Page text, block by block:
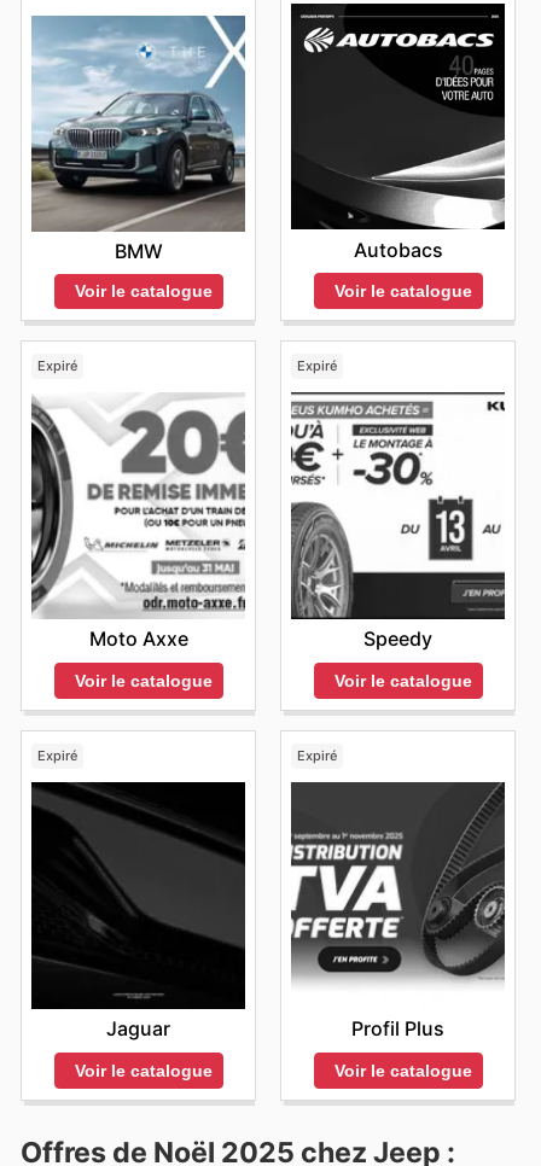
BMW
Voir le catalogue
Autobacs
Voir le catalogue
Expiré
Moto Axxe
Voir le catalogue
Expiré
Speedy
Voir le catalogue
Expiré
Jaguar
Voir le catalogue
Expiré
Profil Plus
Voir le catalogue
Offres de Noël 2025 chez Jeep :